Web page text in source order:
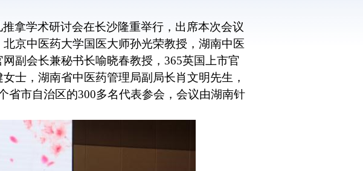
拿学术研讨会在长沙隆重举行，出席本次会议
京中医药大学国医大师孙光荣教授，湖南中医
副会长兼秘书长喻晓春教授，365英国上市官
士，湖南省中医药管理局副局长肖文明先生，
省市自治区的300多名代表参会，会议由湖南针